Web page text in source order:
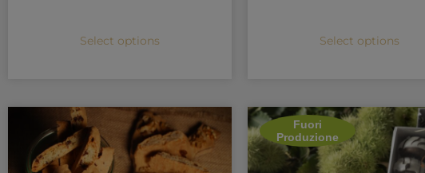
Select options Select options
Fuori
Produzione